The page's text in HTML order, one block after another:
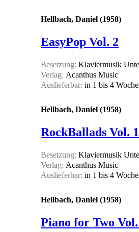
Hellbach, Daniel (1958)
EasyPop Vol. 2
Besetzung: Klaviermusik
Verlag: Acanthus Music
Auslieferbar: in 1 bis 4
Hellbach, Daniel (1958)
RockBallads Vol. 1
Besetzung: Klaviermusik
Verlag: Acanthus Music
Auslieferbar: in 1 bis 4
Hellbach, Daniel (1958)
Piano for Two